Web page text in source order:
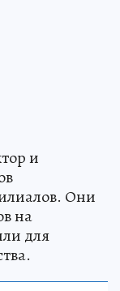
и
Они
на
для